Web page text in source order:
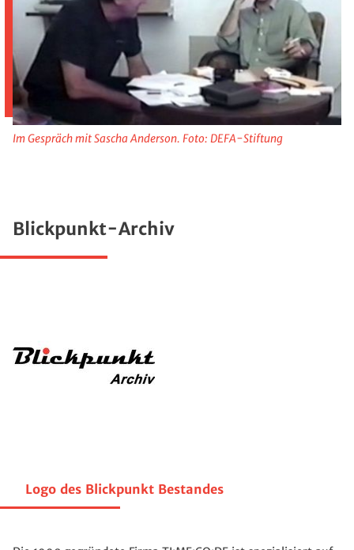
Im Gespräch mit Sascha Anderson. Foto: DEFA-Stiftung
Blickpunkt-Archiv
Logo des Blickpunkt Bestandes